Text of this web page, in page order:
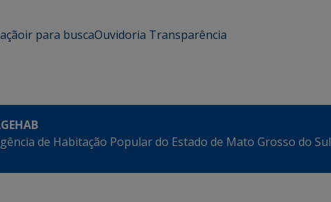
ir para buscaOuvidoria Transparência
de Habitação Popular do Estado de Mato Grosso do Sul